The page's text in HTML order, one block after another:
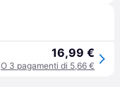
16,99 €
O 3 pagamenti di 5,66 €